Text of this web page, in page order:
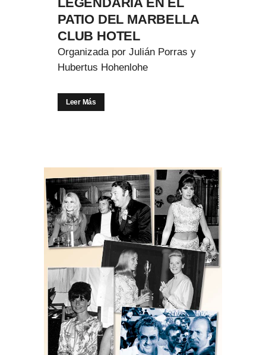
PATIO DEL MARBELLA
CLUB HOTEL
Organizada por Julián Porras y
Hubertus Hohenlohe
Leer Más